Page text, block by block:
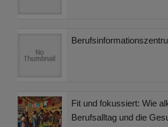
Fit und fokussiert: Wie
Berufsalltag und die